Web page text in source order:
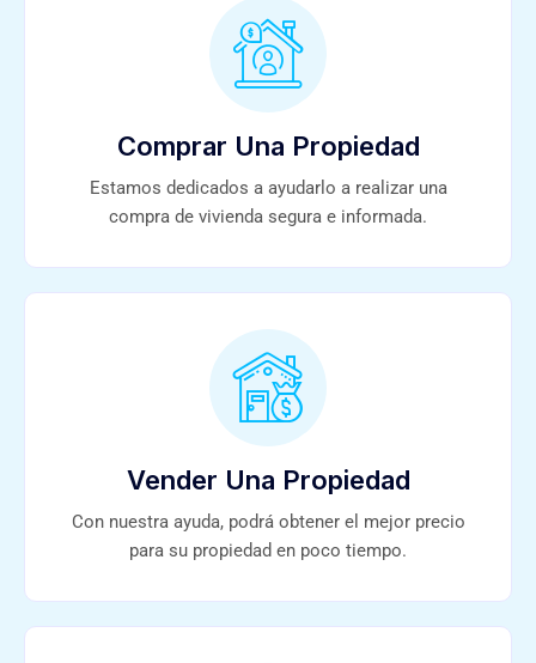
Comprar Una Propiedad
Estamos dedicados a ayudarlo a realizar una
compra de vivienda segura e informada.
Vender Una Propiedad
Con nuestra ayuda, podrá obtener el mejor precio
para su propiedad en poco tiempo.